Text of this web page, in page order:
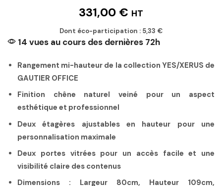
331,00 € HT
Dont éco-participation : 5,33 €
14 vues au cours des dernières 72h
Rangement mi-hauteur de la collection YES/XERUS de
GAUTIER OFFICE
Finition chêne naturel veiné pour un aspect
esthétique et professionnel
Deux étagères ajustables en hauteur pour une
personnalisation maximale
Deux portes vitrées pour un accès facile et une
visibilité claire des contenus
Dimensions : Largeur 80cm, Hauteur 109cm,